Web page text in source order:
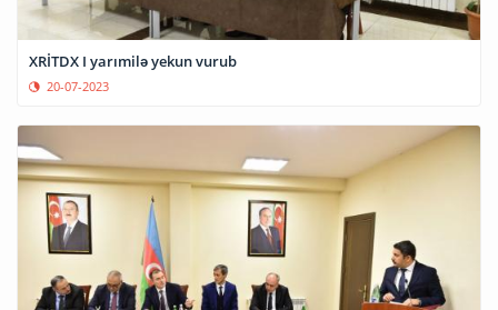
XRİTDX I yarımilə yekun vurub
20-07-2023